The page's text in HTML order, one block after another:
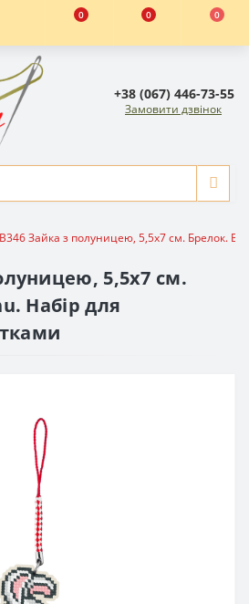
0 0 0
+38 (067) 446-73-55
Замовити дзвінок
B346 Зайка з полуницею, 5,5х7 см. Брелок.
5,5х7 см.
Набір для